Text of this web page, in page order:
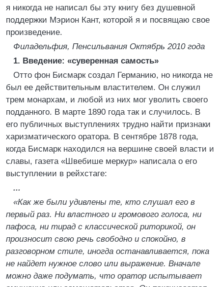
я никогда не написал бы эту книгу без душевной
поддержки Мэрион Кант, которой я и посвящаю свое
произведение.
Филадельфия, Пенсильвания Октябрь 2010 года
1. Введение: «суверенная самость»
Отто фон Бисмарк создал Германию, но никогда не
был ее действительным властителем. Он служил
трем монархам, и любой из них мог уволить своего
подданного. В марте 1890 года так и случилось. В
его публичных выступлениях трудно найти признаки
харизматического оратора. В сентябре 1878 года,
когда Бисмарк находился на вершине своей власти и
славы, газета «Швебише меркур» написала о его
выступлении в рейхстаге:
...
«Как же были удивлены те, кто слушал его в
первый раз. Ни властного и громового голоса, ни
пафоса, ни тирад с классической риторикой, он
произносит свою речь свободно и спокойно, в
разговорном стиле, иногда останавливается, пока
не найдет нужное слово или выражение. Вначале
можно даже подумать, что оратор испытывает